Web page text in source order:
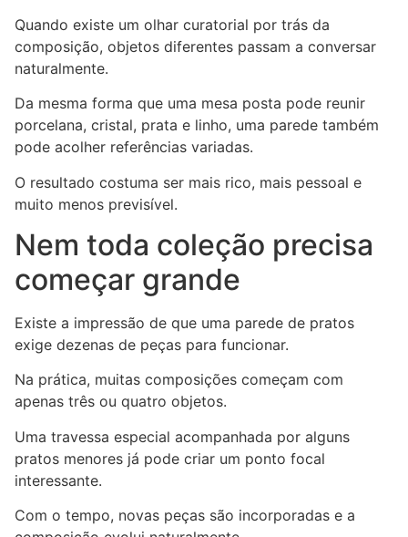
Quando existe um olhar curatorial por trás da
composição, objetos diferentes passam a conversar
naturalmente.
Da mesma forma que uma mesa posta pode reunir
porcelana, cristal, prata e linho, uma parede também
pode acolher referências variadas.
O resultado costuma ser mais rico, mais pessoal e
muito menos previsível.
Nem toda coleção precisa
começar grande
Existe a impressão de que uma parede de pratos
exige dezenas de peças para funcionar.
Na prática, muitas composições começam com
apenas três ou quatro objetos.
Uma travessa especial acompanhada por alguns
pratos menores já pode criar um ponto focal
interessante.
Com o tempo, novas peças são incorporadas e a